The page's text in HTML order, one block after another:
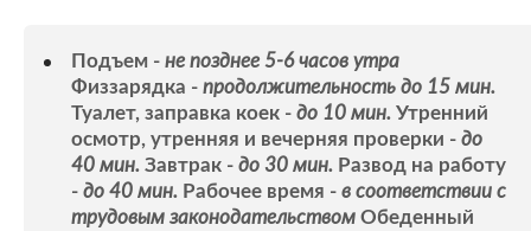
Подъем - не позднее 5-6 часов утра
Физзарядка - продолжительность до 15 мин.
Туалет, заправка коек - до 10 мин. Утренний
осмотр, утренняя и вечерняя проверки - до
40 мин. Завтрак - до 30 мин. Развод на работу
- до 40 мин. Рабочее время - в соответствии с
трудовым законодательством Обеденный